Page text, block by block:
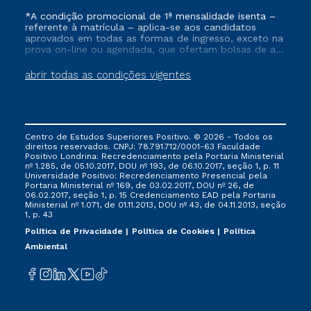
abrir todas as condições vigentes
*A condição promocional de 1ª mensalidade isenta –
referente à matrícula – aplica-se aos candidatos
aprovados em todas as formas de ingresso, exceto na
prova on-line ou agendada, que ofertam bolsas de até
vigente, que ainda não tenham efetivado e/ou não
tenham cancelado ou trancado sua matrícula em uma
via FIES, Prouni e outros programas governamentais, e
não se acumula com nenhuma outra campanha
ofertada pela Instituição.
Centro de Estudos Superiores Positivo. © 2026 - Todos os
direitos reservados. CNPJ: 78.791.712/0001-63 Faculdade
Positivo Londrina: Recredenciamento pela Portaria Ministerial
nº 1.285, de 05.10.2017, DOU nº 193, de 06.10.2017, seção 1, p. 11
Universidade Positivo: Recredenciamento Presencial ​pela
Portaria Ministerial nº 169, de 03.02.2017, DOU nº 26, de
06.02.2017, seção 1, p. 15 Credenciamento EAD pela Portaria
Ministerial nº 1.071, de 01.11.2013, DOU nº 43, de 04.11.2013, seção
1, p. 43
Política de Privacidade
Política de Cookies
Política
Ambiental